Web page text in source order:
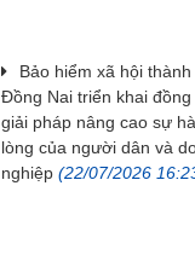
Bảo hiểm xã hội
Đồng Nai triển khai đồng
giải pháp nâng cao sự
lòng của người dân và
nghiệp (22/07/2026